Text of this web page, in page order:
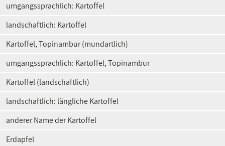
umgangssprachlich: Kartoffel
landschaftlich: Kartoffel
Kartoffel, Topinambur (mundartlich)
umgangssprachlich: Kartoffel, Topinambur
Kartoffel (landschaftlich)
landschaftlich: längliche Kartoffel
anderer Name der Kartoffel
Erdapfel